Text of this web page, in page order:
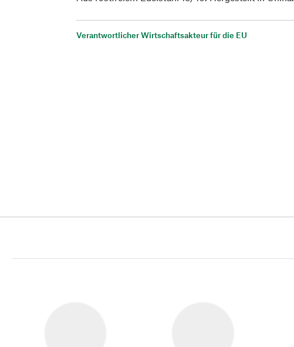
Verantwortlicher Wirtschaftsakteur für die EU